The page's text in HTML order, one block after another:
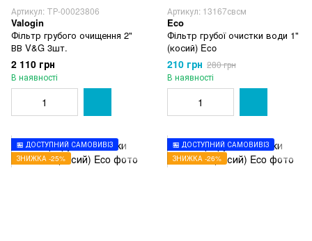
Артикул: ТР-00023806
Valogin
Фільтр грубого очищення 2"
ВВ V&G 3шт.
2 110 грн
В наявності
Артикул: 13167свсм
Eco
Фільтр грубої очистки води 1"
(косий) Eco
210 грн 280 грн
В наявності
🏪 ДОСТУПНИЙ САМОВИВІЗ
ЗНИЖКА -25%
🏪 ДОСТУПНИЙ САМОВИВІЗ
ЗНИЖКА -26%